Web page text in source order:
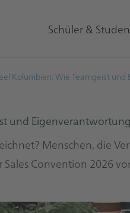
Schüler &
Kolumbien: Wie Teamgeist
und
Menschen, die
Convention 2026